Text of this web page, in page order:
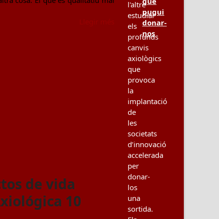
de vida
10
l'altre
estudiar
els
profunds
canvis
axiològics
que
provoca
la
implantació
de
les
societats
d’innovació
accelerada
per
donar-
los
una
sortida.
pugui
donar-
nos